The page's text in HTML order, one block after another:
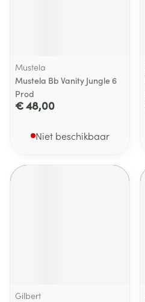
Mustela
Mustela Bb Vanity Jungle 6
Prod
€ 48,00
Niet beschikbaar
Gilbert